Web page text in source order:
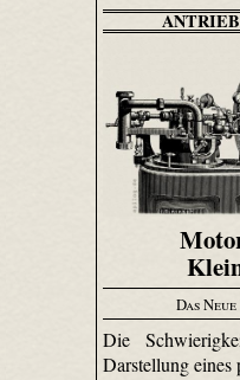
Das
Die
Darstellung eines